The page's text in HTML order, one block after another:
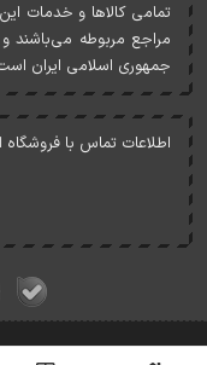
تمامی کالاها و خدمات
مراجع مربوطه می‌باشند
جمهوری اسلامی ايران
اطلاعات تماس با فروشگاه
کلیه حقوق